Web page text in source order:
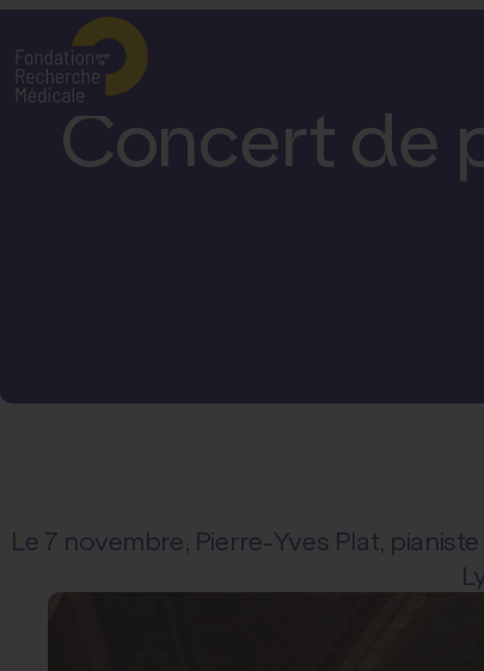
Concert de
Le 7 novembre, Pierre-Yves Plat,